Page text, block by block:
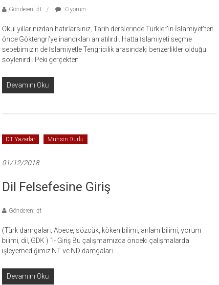
Gönderen: dt 0 yorum
Okul yıllarınızdan hatırlarsınız, Tarih derslerinde Türkler’in İslamiyet’ten
önce Göktengri’ye inandıkları anlatılırdı. Hatta İslamiyeti seçme
sebebimizin de İslamiyetle Tengricilik arasındaki benzerlikler olduğu
söylenirdi. Peki gerçekten
Devamını Oku
DT Yazarlar Muhsin Durlu
01/12/2018
Dil Felsefesine Giriş
Gönderen: dt
(Türk damgaları; Abece, sözcük, köken bilimi, anlam bilimi, yorum
bilimi, dil, GDK ) 1- Giriş Bu çalışmamızda önceki çalışmalarda
işleyemediğimiz NT ve ND damgaları
Devamını Oku